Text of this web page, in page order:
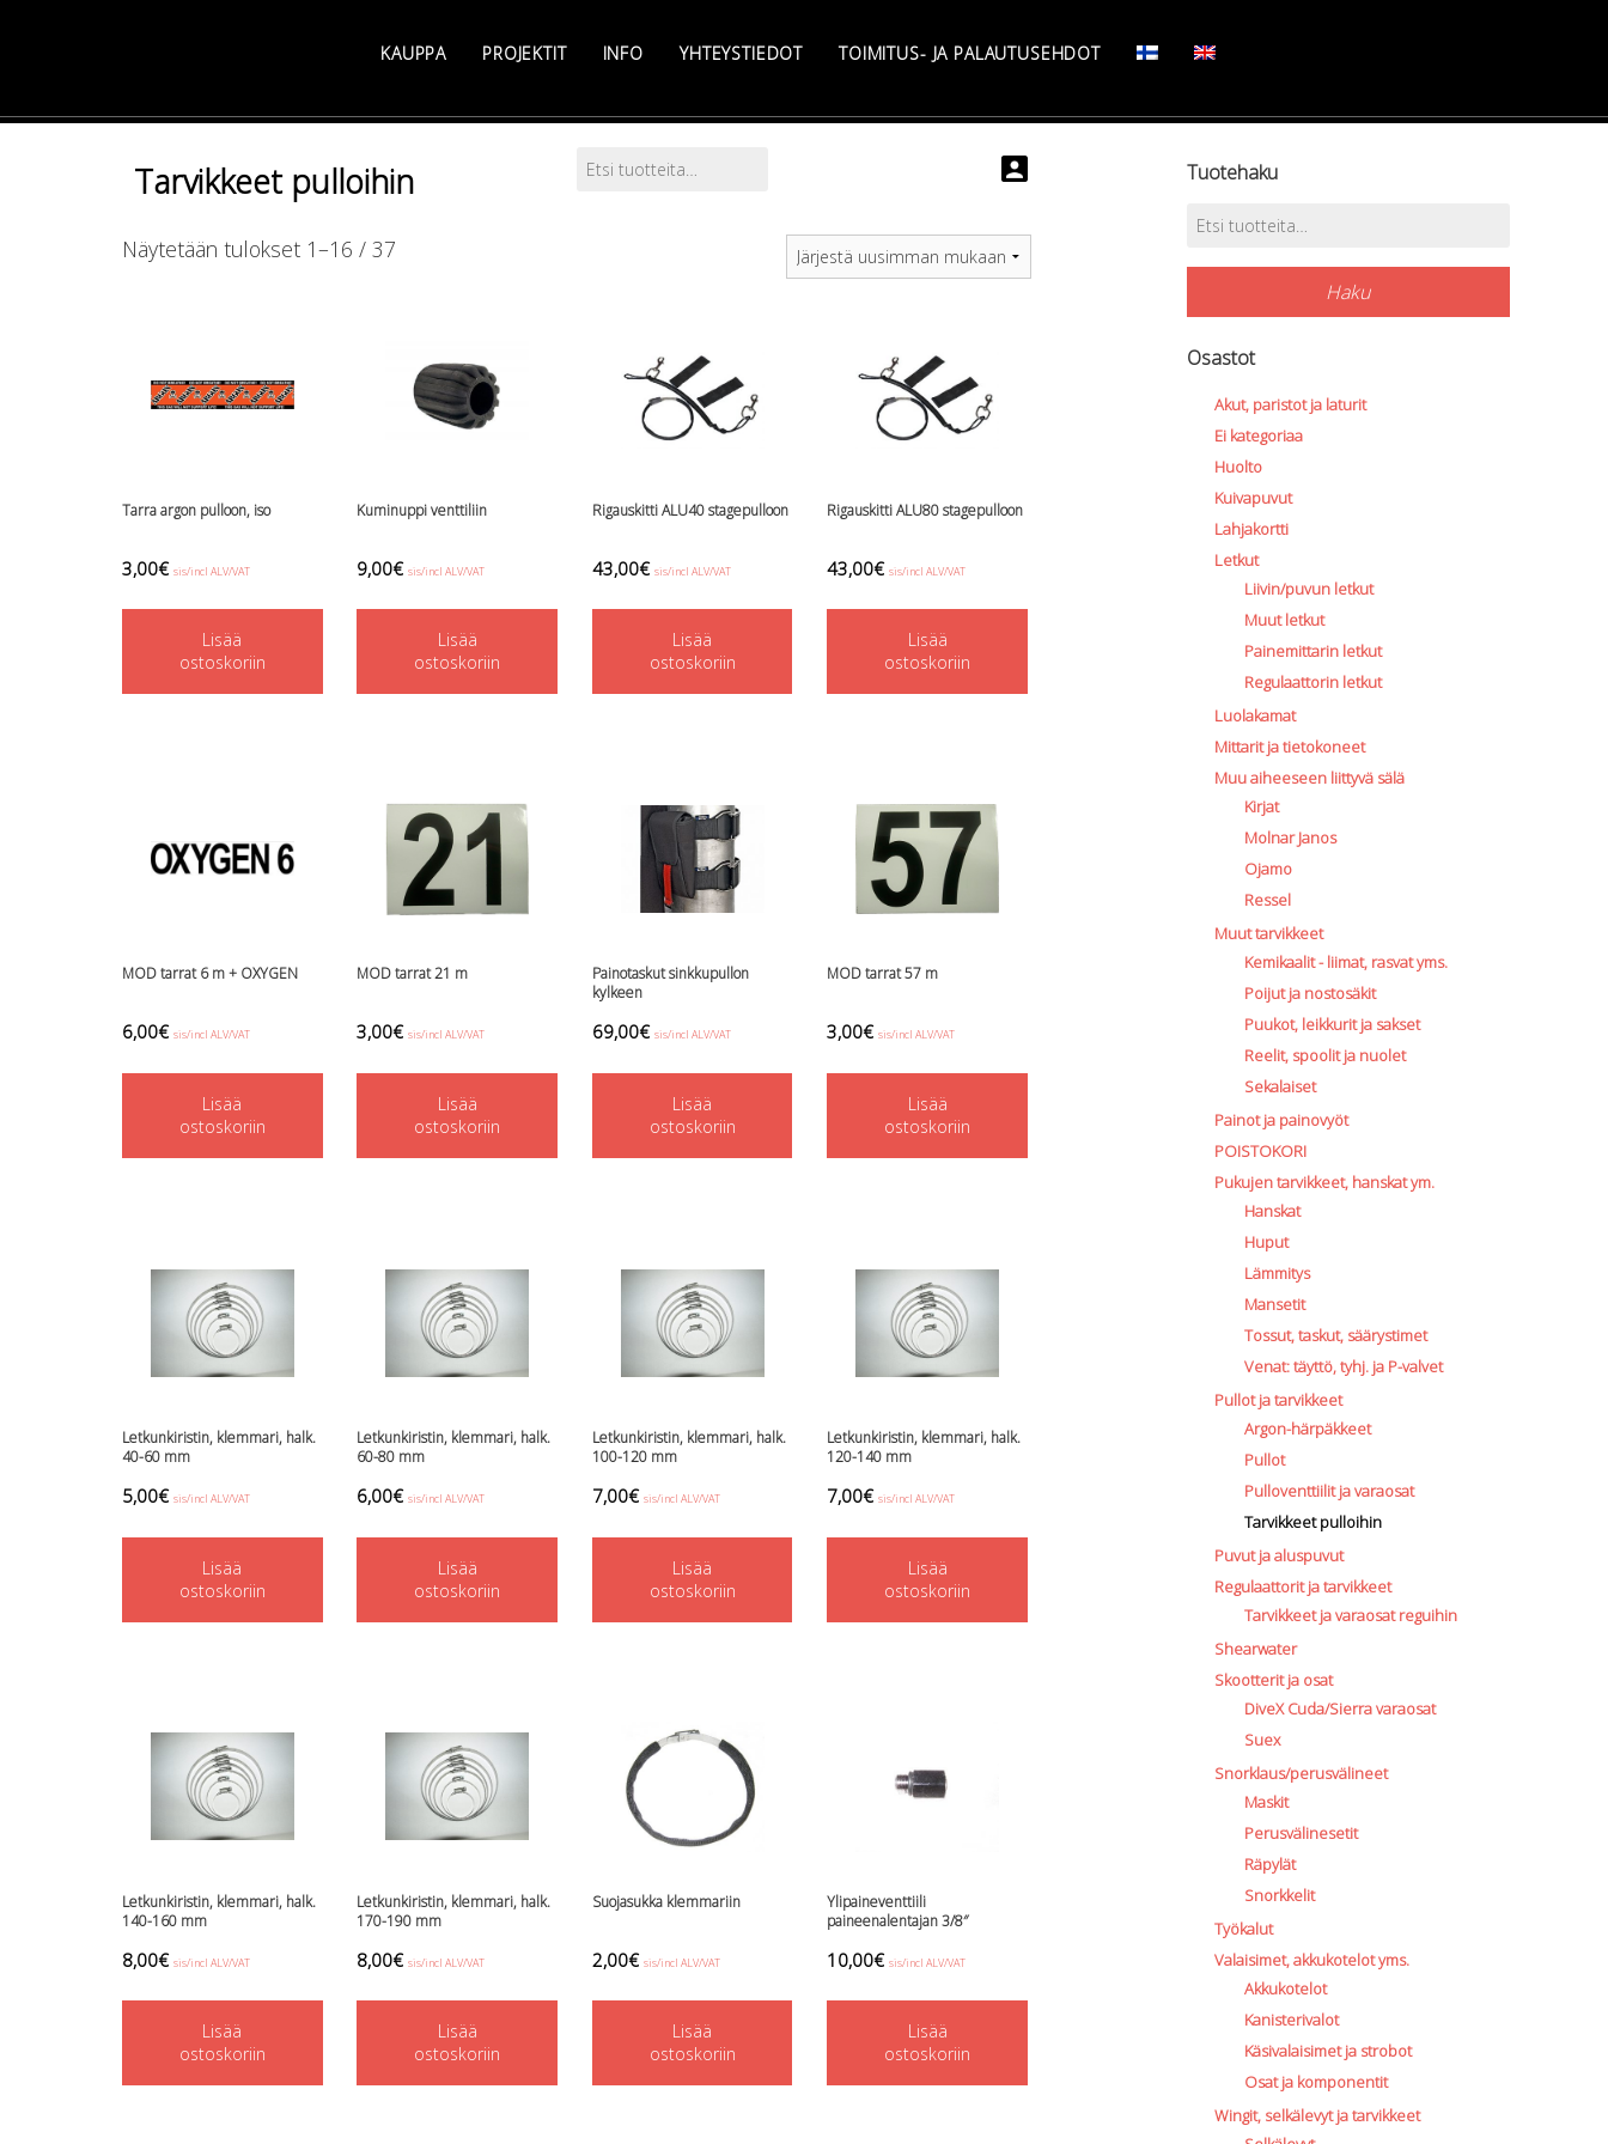
KAUPPA PROJEKTIT INFO YHTEYSTIEDOT TOIMITUS- JA PALAUTUSEHDOT
Etsi:
Tarvikkeet pulloihin
Näytetään tulokset 1–16 / 37
Tarra argon pulloon, iso
3,00€ sis/incl ALV/VAT
Lisää
ostoskoriin
Kuminuppi venttiliin
9,00€ sis/incl ALV/VAT
Lisää
ostoskoriin
Rigauskitti ALU40 stagepulloon
43,00€ sis/incl ALV/VAT
Lisää
ostoskoriin
Rigauskitti ALU80 stagepulloon
43,00€ sis/incl ALV/VAT
Lisää
ostoskoriin
MOD tarrat 6 m + OXYGEN
6,00€ sis/incl ALV/VAT
Lisää
ostoskoriin
MOD tarrat 21 m
3,00€ sis/incl ALV/VAT
Lisää
ostoskoriin
Painotaskut sinkkupullon
kylkeen
69,00€ sis/incl ALV/VAT
Lisää
ostoskoriin
MOD tarrat 57 m
3,00€ sis/incl ALV/VAT
Lisää
ostoskoriin
Letkunkiristin, klemmari, halk.
40-60 mm
5,00€ sis/incl ALV/VAT
Lisää
ostoskoriin
Letkunkiristin, klemmari, halk.
60-80 mm
6,00€ sis/incl ALV/VAT
Lisää
ostoskoriin
Letkunkiristin, klemmari, halk.
100-120 mm
7,00€ sis/incl ALV/VAT
Lisää
ostoskoriin
Letkunkiristin, klemmari, halk.
120-140 mm
7,00€ sis/incl ALV/VAT
Lisää
ostoskoriin
Letkunkiristin, klemmari, halk.
140-160 mm
8,00€ sis/incl ALV/VAT
Lisää
ostoskoriin
Letkunkiristin, klemmari, halk.
170-190 mm
8,00€ sis/incl ALV/VAT
Lisää
ostoskoriin
Suojasukka klemmariin
2,00€ sis/incl ALV/VAT
Lisää
ostoskoriin
Ylipaineventtiili
paineenalentajan 3/8″
10,00€ sis/incl ALV/VAT
Lisää
ostoskoriin
Tuotehaku
Etsi:
Haku
Osastot
Akut, paristot ja laturit
Ei kategoriaa
Huolto
Kuivapuvut
Lahjakortti
Letkut
Liivin/puvun letkut
Muut letkut
Painemittarin letkut
Regulaattorin letkut
Luolakamat
Mittarit ja tietokoneet
Muu aiheeseen liittyvä sälä
Kirjat
Molnar Janos
Ojamo
Ressel
Muut tarvikkeet
Kemikaalit - liimat, rasvat yms.
Poijut ja nostosäkit
Puukot, leikkurit ja sakset
Reelit, spoolit ja nuolet
Sekalaiset
Painot ja painovyöt
POISTOKORI
Pukujen tarvikkeet, hanskat ym.
Hanskat
Huput
Lämmitys
Mansetit
Tossut, taskut, säärystimet
Venat: täyttö, tyhj. ja P-valvet
Pullot ja tarvikkeet
Argon-härpäkkeet
Pullot
Pulloventtiilit ja varaosat
Tarvikkeet pulloihin
Puvut ja aluspuvut
Regulaattorit ja tarvikkeet
Tarvikkeet ja varaosat reguihin
Shearwater
Skootterit ja osat
DiveX Cuda/Sierra varaosat
Suex
Snorklaus/perusvälineet
Maskit
Perusvälinesetit
Räpylät
Snorkkelit
Työkalut
Valaisimet, akkukotelot yms.
Akkukotelot
Kanisterivalot
Käsivalaisimet ja strobot
Osat ja komponentit
Wingit, selkälevyt ja tarvikkeet